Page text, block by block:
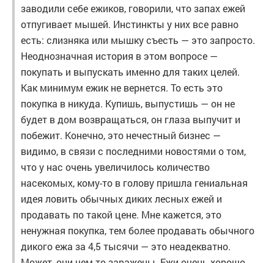
заводили себе ежиков, говорили, что запах ежей
отпугивает мышей. Инстинкты у них все равно
есть: слизняка или мышку съесть — это запросто.
Неоднозначная история в этом вопросе —
покупать и выпускать именно для таких целей.
Как минимум ежик не вернется. То есть это
покупка в никуда. Купишь, выпустишь — он не
будет в дом возвращаться, он глаза выпучит и
побежит. Конечно, это нечестный бизнес —
видимо, в связи с последними новостями о том,
что у нас очень увеличилось количество
насекомых, кому-то в голову пришла гениальная
идея ловить обычных диких лесных ежей и
продавать по такой цене. Мне кажется, это
ненужная покупка, тем более продавать обычного
дикого ежа за 4,5 тысячи — это неадекватно.